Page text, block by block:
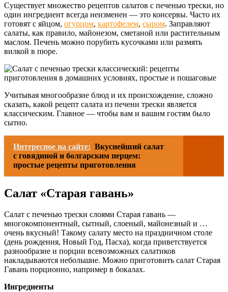
Существует множество рецептов салатов с печенью трески, но
один ингредиент всегда неизменен — это консервы. Часто их
готовят с яйцом, огурцом, картофелем, сыром. Заправляют
салаты, как правило, майонезом, сметаной или растительным
маслом. Печень можно порубить кусочками или размять
вилкой в пюре.
Учитывая многообразие блюд и их происхождение, сложно
сказать, какой рецепт салата из печени трески является
классическим. Главное — чтобы вам и вашим гостям было
сытно.
Интересное на сайте: Вкуснейший салат
с говядиной и болгарским перцем:
простые рецепты приготовления
Салат «Старая гавань»
Салат с печенью трески слоями Старая гавань —
многокомпонентный, сытный, слоеный, майонезный и …
очень вкусный! Такому салату место на праздничном столе
(день рождения, Новый Год, Пасха), когда приветствуется
разнообразие и порции всевозможных салатиков
накладываются небольшие. Можно приготовить салат Старая
Гавань порционно, например в бокалах.
Ингредиенты